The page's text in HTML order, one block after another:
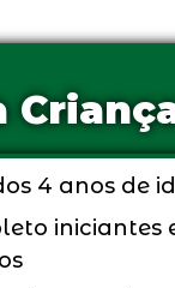
4 anos de
iniciantes